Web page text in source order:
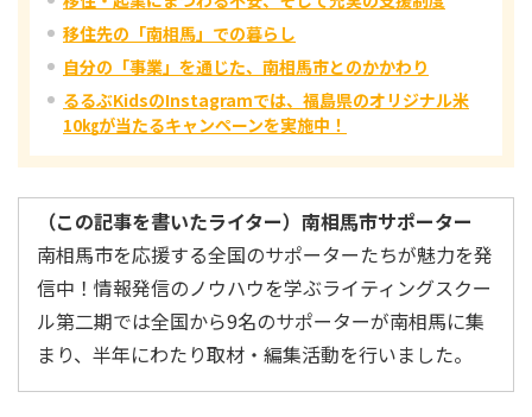
移住先の「南相馬」での暮らし
自分の「事業」を通じた、南相馬市とのかかわり
るるぶKidsのInstagramでは、福島県のオリジナル米
10㎏が当たるキャンペーンを実施中！
（この記事を書いたライター）南相馬市サポーター
南相馬市を応援する全国のサポーターたちが魅力を発
信中！情報発信のノウハウを学ぶライティングスクー
ル第二期では全国から9名のサポーターが南相馬に集
まり、半年にわたり取材・編集活動を行いました。